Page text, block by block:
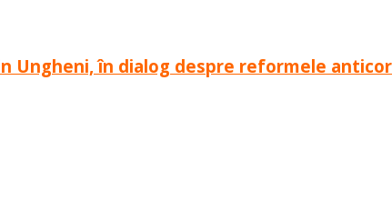
Ungheni, în dialog despre reformele